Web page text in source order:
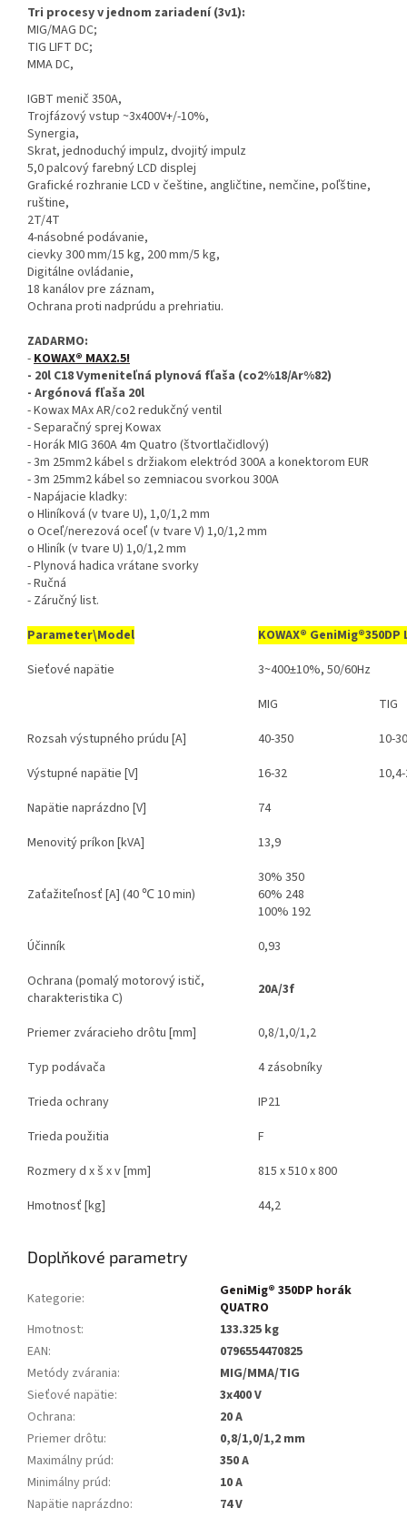
Tri procesy v jednom zariadení (3v1):
MIG/MAG DC;
TIG LIFT DC;
MMA DC,
IGBT menič 350A,
Trojfázový vstup ~3x400V+/-10%,
Synergia,
Skrat, jednoduchý impulz, dvojitý impulz
5,0 palcový farebný LCD displej
Grafické rozhranie LCD v češtine, angličtine, nemčine, poľštine,
ruštine,
2T/4T
4-násobné podávanie,
cievky 300 mm/15 kg, 200 mm/5 kg,
Digitálne ovládanie,
18 kanálov pre záznam,
Ochrana proti nadprúdu a prehriatiu.
ZADARMO:
-KOWAX® MAX2.5!
- 20l C18 Vymeniteľná plynová fľaša (co2%18/Ar%82)
- Argónová fľaša 20l
- Kowax MAx AR/co2 redukčný ventil
- Separačný sprej Kowax
- Horák MIG 360A 4m Quatro (štvortlačidlový)
- 3m 25mm2 kábel s držiakom elektród 300A a konektorom EUR
- 3m 25mm2 kábel so zemniacou svorkou 300A
- Napájacie kladky:
o Hliníková (v tvare U), 1,0/1,2 mm
o Oceľ/nerezová oceľ (v tvare V) 1,0/1,2 mm
o Hliník (v tvare U) 1,0/1,2 mm
- Plynová hadica vrátane svorky
- Ručná
- Záručný list.
Parameter\Model
KOWAX® GeniMig®350DP
Sieťové napätie
3~400±10%, 50/60Hz
MIG
TIG
Rozsah výstupného prúdu [A]
40-350
10-
Výstupné napätie [V]
16-32
Napätie naprázdno [V]
74
Menovitý príkon [kVA]
13,9
Zaťažiteľnosť [A] (40 ℃ 10 min)
30% 350
60% 248
100% 192
Účinník
0,93
Ochrana (pomalý motorový istič,
charakteristika C)
20A/3f
Priemer zváracieho drôtu [mm]
0,8/1,0/1,2
Typ podávača
4 zásobníky
Trieda ochrany
IP21
Trieda použitia
F
Rozmery d x š x v [mm]
815 x 510 x 800
Hmotnosť [kg]
44,2
Doplňkové parametry
Kategorie:
GeniMig® 350DP horák
QUATRO
Hmotnost:
133.325 kg
EAN:
0796554470825
Metódy zvárania:
MIG/MMA/TIG
Sieťové napätie:
3x400 V
Ochrana:
20 A
Priemer drôtu:
0,8/1,0/1,2 mm
Maximálny prúd:
350 A
Minimálny prúd:
10 A
Napätie naprázdno:
74 V